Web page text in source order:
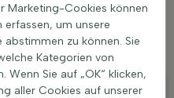
Anpflanzung und Pflege von
Wenn Sie diese Tipps
an Erdbeerbaum haben.
Marketing-Cookies können
erfassen, um unsere
zu können. Sie
Kategorien von
Wenn Sie auf „OK“ klicken,
aller Cookies auf unserer